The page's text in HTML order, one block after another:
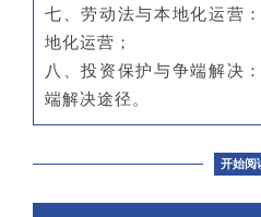
七、劳动法与本地化运营
地化运营；
八、投资保护与争端解决
端解决途径。
开始阅